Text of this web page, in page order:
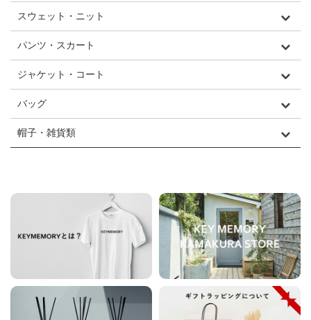
スウェット・ニット
パンツ・スカート
ジャケット・コート
バッグ
帽子・雑貨類